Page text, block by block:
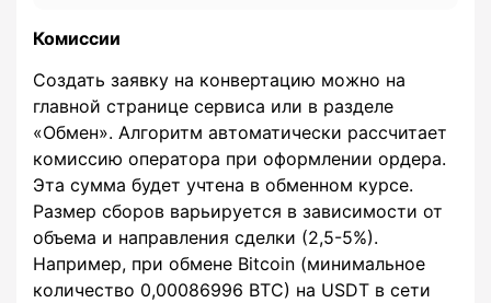
Комиссии
Создать заявку на конвертацию можно на
главной странице сервиса или в разделе
«Обмен». Алгоритм автоматически рассчитает
комиссию оператора при оформлении ордера.
Эта сумма будет учтена в обменном курсе.
Размер сборов варьируется в зависимости от
объема и направления сделки (2,5-5%).
Например, при обмене Bitcoin (минимальное
количество 0,00086996 BTC) на USDT в сети